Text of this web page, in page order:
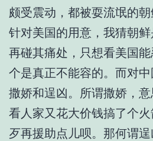
颇受震动，都被耍流氓的
针对美国的用意，我猜朝
再碰其痛处，只想看美国
个是真正不能容的。而对
撒娇和逞凶。所谓撒娇，
看人家又花大价钱搞了个
歹再援助点儿呗。那何谓